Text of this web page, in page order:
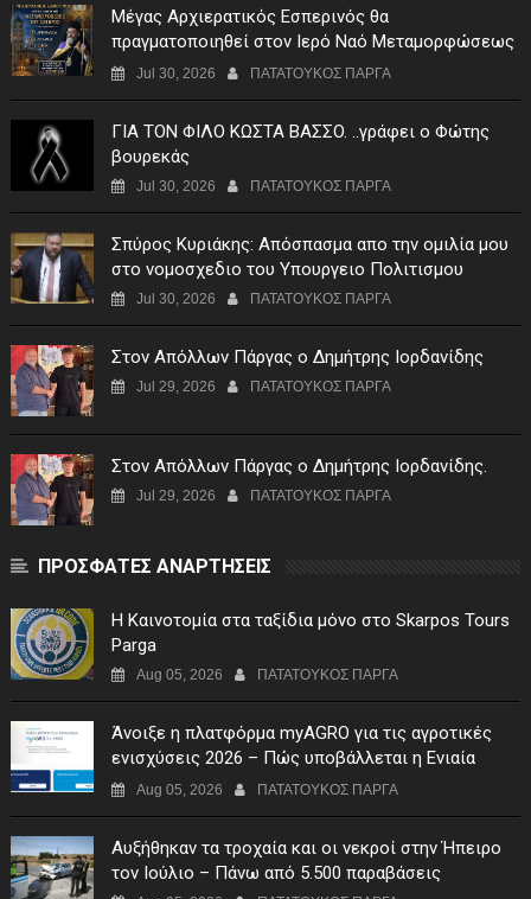
Μέγας Αρχιερατικός Εσπερινός θα
πραγματοποιηθεί στον Ιερό Ναό Μεταμορφώσεως
του Σωτήρος Σταυροχωρίου στης 5 Αυγούστου
Jul 30, 2026 ΠΑΤΑΤΟΥΚΟΣ ΠΑΡΓΑ
ΓIA TON ΦIΛO KΩΣTA BAΣΣO. ..γράφει ο Φώτης
βουρεκάς
Jul 30, 2026 ΠΑΤΑΤΟΥΚΟΣ ΠΑΡΓΑ
Σπύρος Κυριάκης: Απόσπασμα απο την ομιλία μου
στο νομοσχεδιο του Υπουργειο Πολιτισμου
Jul 30, 2026 ΠΑΤΑΤΟΥΚΟΣ ΠΑΡΓΑ
Στον Απόλλων Πάργας ο Δημήτρης Ιορδανίδης
Jul 29, 2026 ΠΑΤΑΤΟΥΚΟΣ ΠΑΡΓΑ
Στον Απόλλων Πάργας ο Δημήτρης Ιορδανίδης.
Jul 29, 2026 ΠΑΤΑΤΟΥΚΟΣ ΠΑΡΓΑ
ΠΡΟΣΦΑΤΕΣ ΑΝΑΡΤΗΣΕΙΣ
Η Καινοτομία στα ταξίδια μόνο στο Skarpos Tours
Parga
Aug 05, 2026 ΠΑΤΑΤΟΥΚΟΣ ΠΑΡΓΑ
Άνοιξε η πλατφόρμα myAGRO για τις αγροτικές
ενισχύσεις 2026 – Πώς υποβάλλεται η Ενιαία
Αίτηση Ενίσχυσης
Aug 05, 2026 ΠΑΤΑΤΟΥΚΟΣ ΠΑΡΓΑ
Αυξήθηκαν τα τροχαία και οι νεκροί στην Ήπειρο
τον Ιούλιο – Πάνω από 5.500 παραβάσεις